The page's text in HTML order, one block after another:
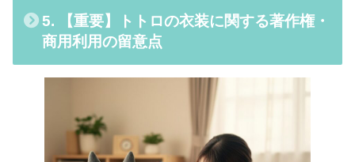
5. 【重要】トトロの衣装に関する著作権・
商用利用の留意点